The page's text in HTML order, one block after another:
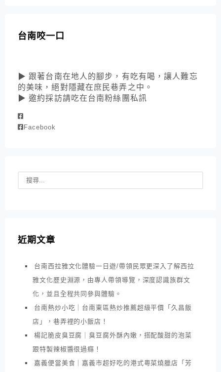
台南咬一口
▶ 跟著台南在地人的腳步，有吃有喝，讓人難忘
的美味，絕對隱藏在庶民巷弄之中。
▶ 邀約採訪請吃在台南粉絲團私訊
Facebook
近期文章
台南西拉雅文化體驗一日遊/帶領民眾更深入了解西拉
雅文化歷史淵源，由專人帶領導覽，深度認識族群文
化，並且全程共同參與體驗。
台南熱炒小吃｜台南東區熱炒推薦超級平價「久昌飯
店」，巷弄裡的小飯店！
楊記脆皮臭豆腐｜臭豆腐外酥內嫩，搭配酸甜的泡菜
跟特製辣椒醬很過癮！
嘉義便當美食｜嘉義市超好吃的港式粵菜燒臘店「芳